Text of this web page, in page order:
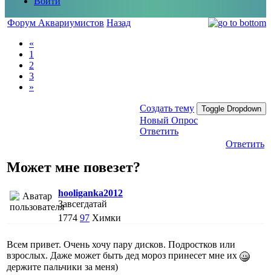
Форум Аквариумистов Назад
«
1
2
3
»
Создать тему Toggle Dropdown
Новый Опрос
Ответить
Ответить
Может мне повезет?
hooliganka2012
Завсегдатай
1774 97 Химки
Всем привет. Очень хочу пару дисков. Подростков или
взрослых. Даже может быть дед мороз принесет мне их
держите пальчики за меня)